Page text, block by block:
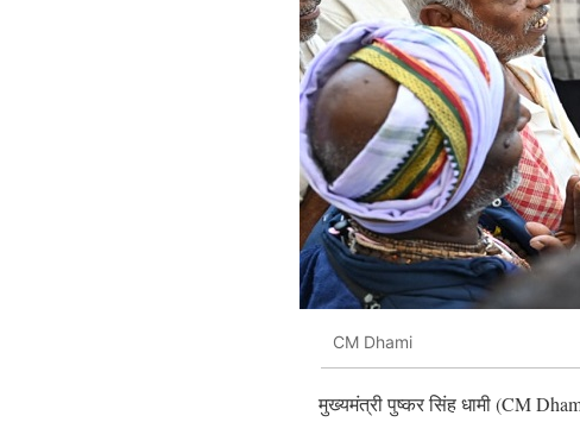
CM Dhami
मुख्यमंत्री पुष्कर सिंह धामी (CM